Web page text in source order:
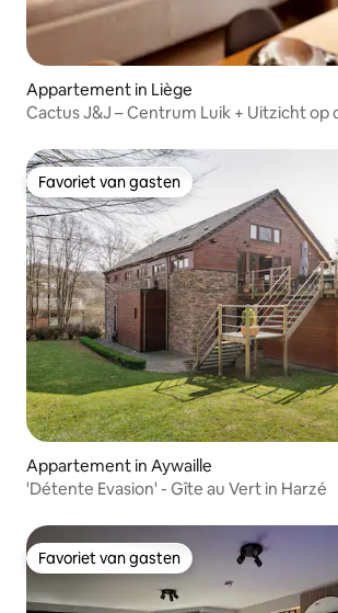
Appartement in Liège
Cactus J&J – Centrum Luik + Uitzicht op
Favoriet van gasten
Favoriet van gasten
Appartement in Aywaille
'Détente Evasion' - Gîte au Vert in Harzé
Favoriet van gasten
Favoriet van gasten